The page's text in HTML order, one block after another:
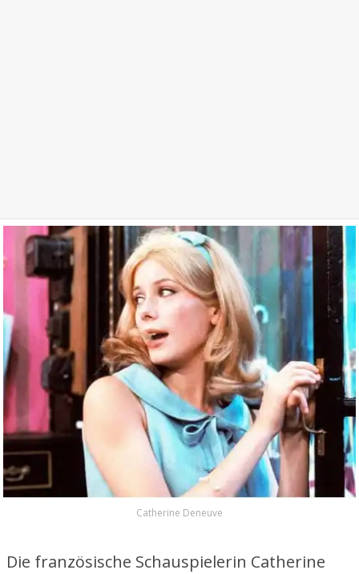
Catherine Deneuve
Die französische Schauspielerin Catherine